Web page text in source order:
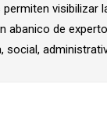
visibilizar
abanico de
social,